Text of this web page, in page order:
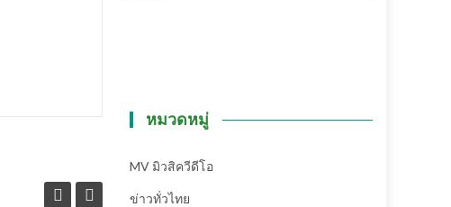
หมวดหมู่
MV มิวสิควีดีโอ
ข่าวทั่วไทย